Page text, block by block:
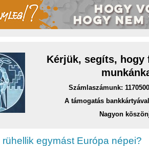
Kérjük, segíts, hogy
Számlaszámunk:
A támogatás bankkártyával
Nagyon
rühellik egymást Európa népei?